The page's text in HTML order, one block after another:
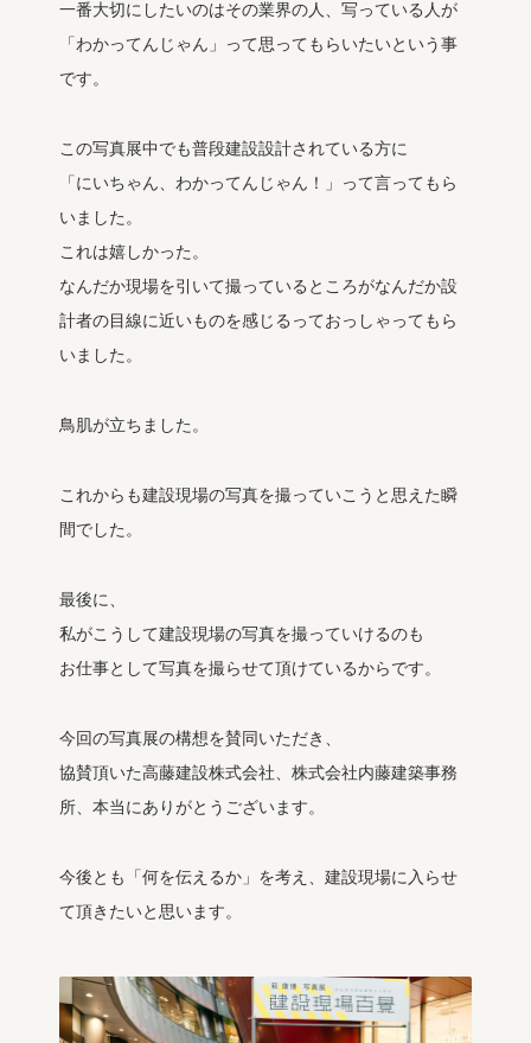
一番大切にしたいのはその業界の人、写っている人が
「わかってんじゃん」って思ってもらいたいという事
です。
この写真展中でも普段建設設計されている方に
「にいちゃん、わかってんじゃん！」って言ってもら
いました。
これは嬉しかった。
なんだか現場を引いて撮っているところがなんだか設
計者の目線に近いものを感じるっておっしゃってもら
いました。
鳥肌が立ちました。
これからも建設現場の写真を撮っていこうと思えた瞬
間でした。
最後に、
私がこうして建設現場の写真を撮っていけるのも
お仕事として写真を撮らせて頂けているからです。
今回の写真展の構想を賛同いただき、
協賛頂いた高藤建設株式会社、株式会社内藤建築事務
所、本当にありがとうございます。
今後とも「何を伝えるか」を考え、建設現場に入らせ
て頂きたいと思います。